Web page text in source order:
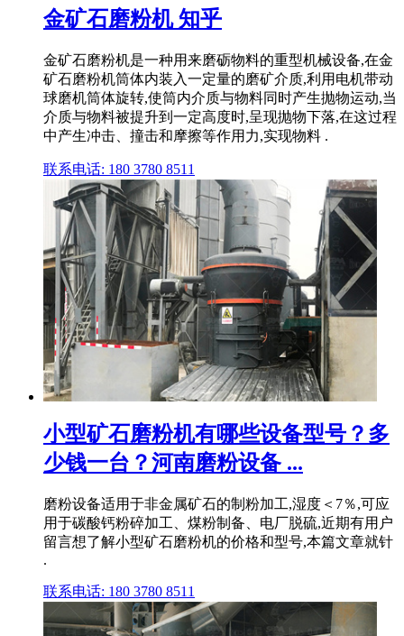
金矿石磨粉机 知乎
金矿石磨粉机是一种用来磨砺物料的重型机械设备,在金
矿石磨粉机筒体内装入一定量的磨矿介质,利用电机带动
球磨机筒体旋转,使筒内介质与物料同时产生抛物运动,当
介质与物料被提升到一定高度时,呈现抛物下落,在这过程
中产生冲击、撞击和摩擦等作用力,实现物料 .
联系电话: 180 3780 8511
小型矿石磨粉机有哪些设备型号？多
少钱一台？河南磨粉设备 ...
磨粉设备适用于非金属矿石的制粉加工,湿度＜7％,可应
用于碳酸钙粉碎加工、煤粉制备、电厂脱硫,近期有用户
留言想了解小型矿石磨粉机的价格和型号,本篇文章就针
.
联系电话: 180 3780 8511